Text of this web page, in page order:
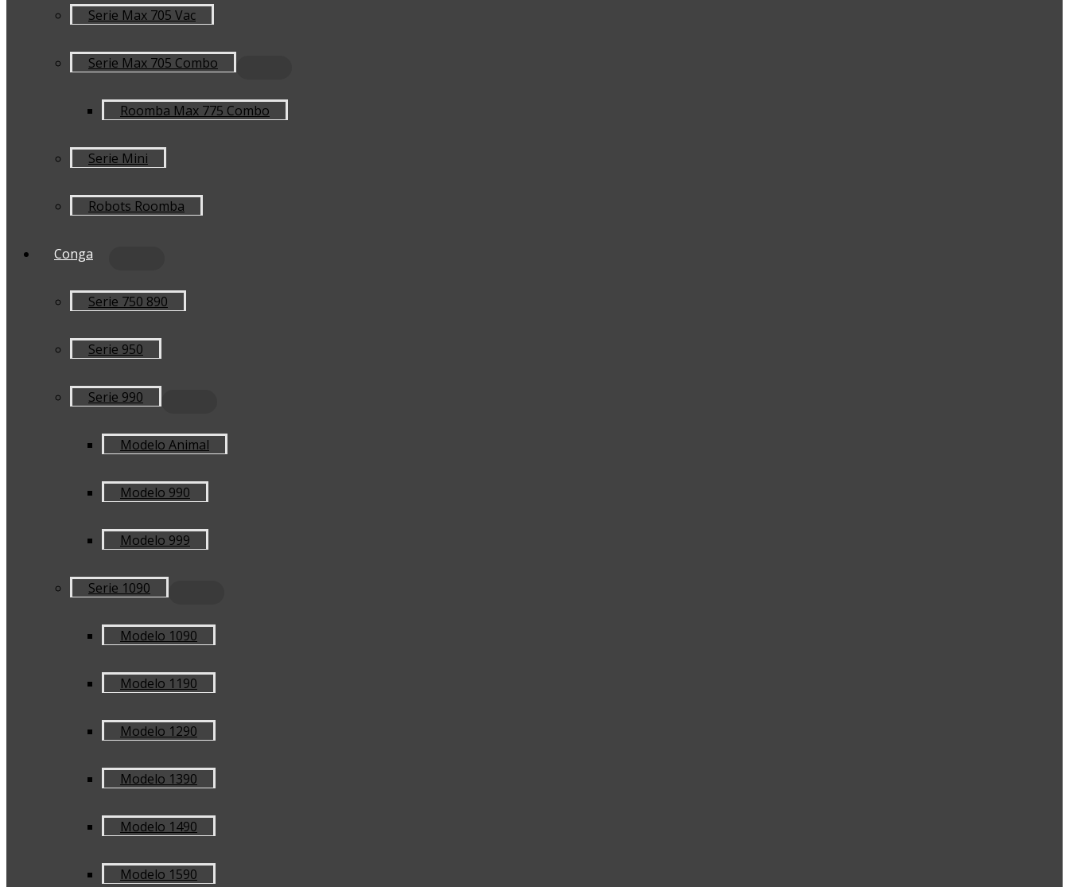
Serie Max 705 Vac
Serie Max 705 Combo
Roomba Max 775 Combo
Serie Mini
Robots Roomba
Conga
Serie 750 890
Serie 950
Serie 990
Modelo Animal
Modelo 990
Modelo 999
Serie 1090
Modelo 1090
Modelo 1190
Modelo 1290
Modelo 1390
Modelo 1490
Modelo 1590